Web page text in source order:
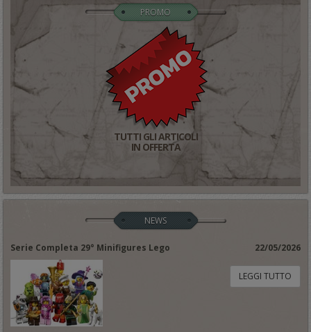
PROMO
TUTTI GLI ARTICOLI
IN OFFERTA
NEWS
Serie Completa 29° Minifigures Lego 22/05/2026
LEGGI TUTTO